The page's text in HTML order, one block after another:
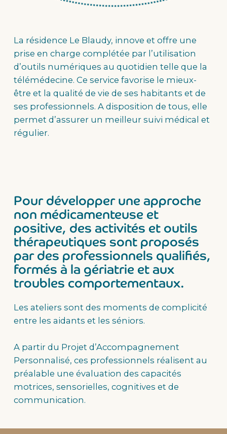
La résidence Le Blaudy, innove et offre une
prise en charge complétée par l’utilisation
d’outils numériques au quotidien telle que la
télémédecine. Ce service favorise le mieux-
être et la qualité de vie de ses habitants et de
ses professionnels. A disposition de tous, elle
permet d’assurer un meilleur suivi médical et
régulier.
Pour développer une approche
non médicamenteuse et
positive, des activités et outils
thérapeutiques sont proposés
par des professionnels qualifiés,
formés à la gériatrie et aux
troubles comportementaux.
Les ateliers sont des moments de complicité
entre les aidants et les séniors.
A partir du Projet d’Accompagnement
Personnalisé, ces professionnels réalisent au
préalable une évaluation des capacités
motrices, sensorielles, cognitives et de
communication.